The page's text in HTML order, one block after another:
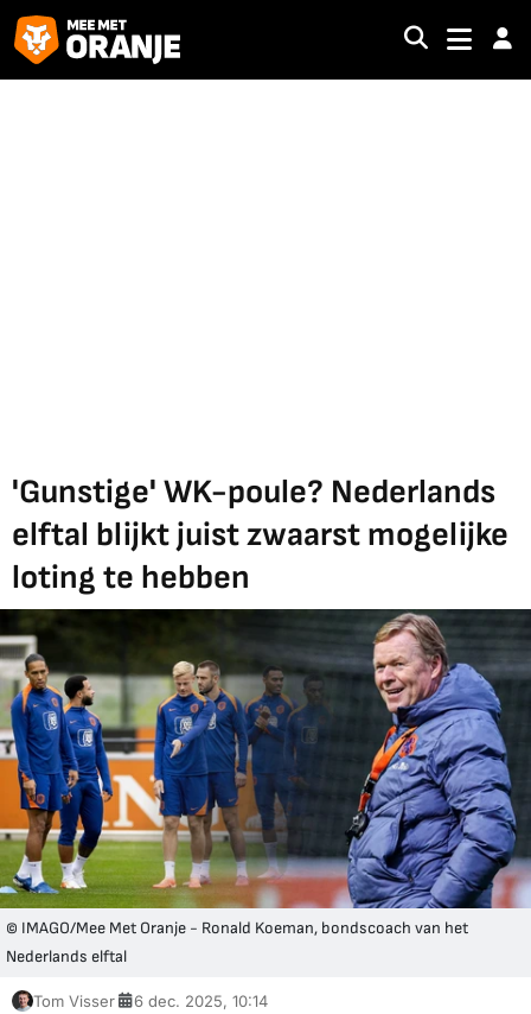
'Gunstige' WK-poule? Nederlands
elftal blijkt juist zwaarst mogelijke
loting te hebben
© IMAGO/Mee Met Oranje - Ronald Koeman, bondscoach van het
Nederlands elftal
Tom Visser 6 dec. 2025, 10:14